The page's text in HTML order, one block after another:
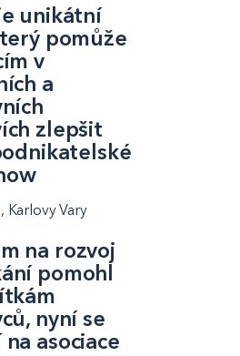
unikátní
pomůže
v
a
zlepšit
Karlovy Vary
na rozvoj
pomohl
nyní se
asociace